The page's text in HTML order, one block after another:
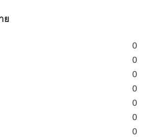
ย
0
0
0
0
0
0
0